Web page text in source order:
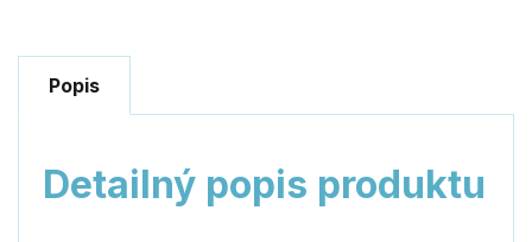
Popis
Detailný popis produktu